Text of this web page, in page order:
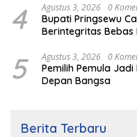
4 Agustus 3, 2026 0
Bupati Pringsewu
Berintegritas Bebas
5 Agustus 3, 2026 0
Pemilih Pemula
Depan Bangsa
Berita Terbaru